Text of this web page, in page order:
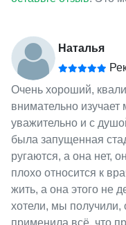
Наталья
Очень хороший,
внимательно
уважительно и с
была запущенная
ругаются, а она нет,
плохо относится к
жить, а она этого не
хотели, мы получили,